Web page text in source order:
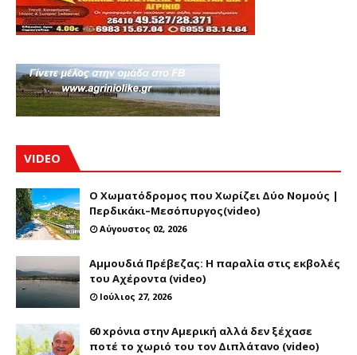
VIDEO
Ο Χωματόδρομος που Χωρίζει Δύο Νομούς |
Περδικάκι–Μεσόπυργος(video)
Αύγουστος 02, 2026
Αμμουδιά Πρέβεζας: Η παραλία στις εκβολές
του Αχέροντα (video)
Ιούλιος 27, 2026
60 xρόνια στην Αμερική αλλά δεν ξέχασε
ποτέ το χωριό του τον Διπλάτανο (video)